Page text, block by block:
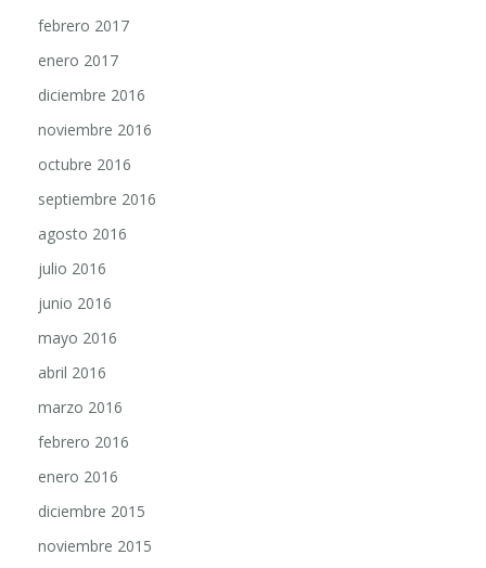
enero 2017
diciembre 2016
noviembre 2016
octubre 2016
septiembre 2016
agosto 2016
julio 2016
junio 2016
mayo 2016
abril 2016
marzo 2016
febrero 2016
enero 2016
diciembre 2015
noviembre 2015
octubre 2015